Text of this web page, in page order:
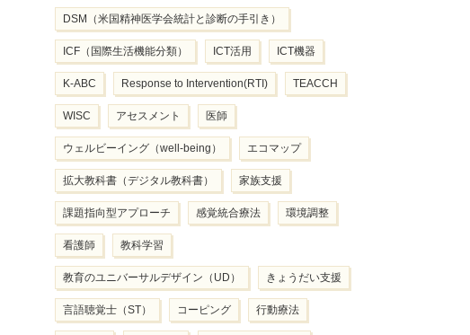
DSM（米国精神医学会統計と診断の手引き）
ICF（国際生活機能分類） ICT活用 ICT機器
K-ABC Response to Intervention(RTI) TEACCH
WISC アセスメント 医師
ウェルビーイング（well-being） エコマップ
拡大教科書（デジタル教科書） 家族支援
課題指向型アプローチ 感覚統合療法 環境調整
看護師 教科学習
教育のユニバーサルデザイン（UD） きょうだい支援
言語聴覚士（ST） コーピング 行動療法